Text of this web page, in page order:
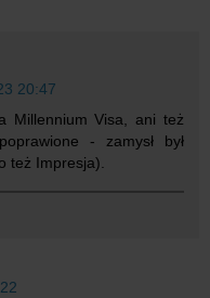
20:47
Millennium Visa, ani też
- zamysł był
też Impresja).